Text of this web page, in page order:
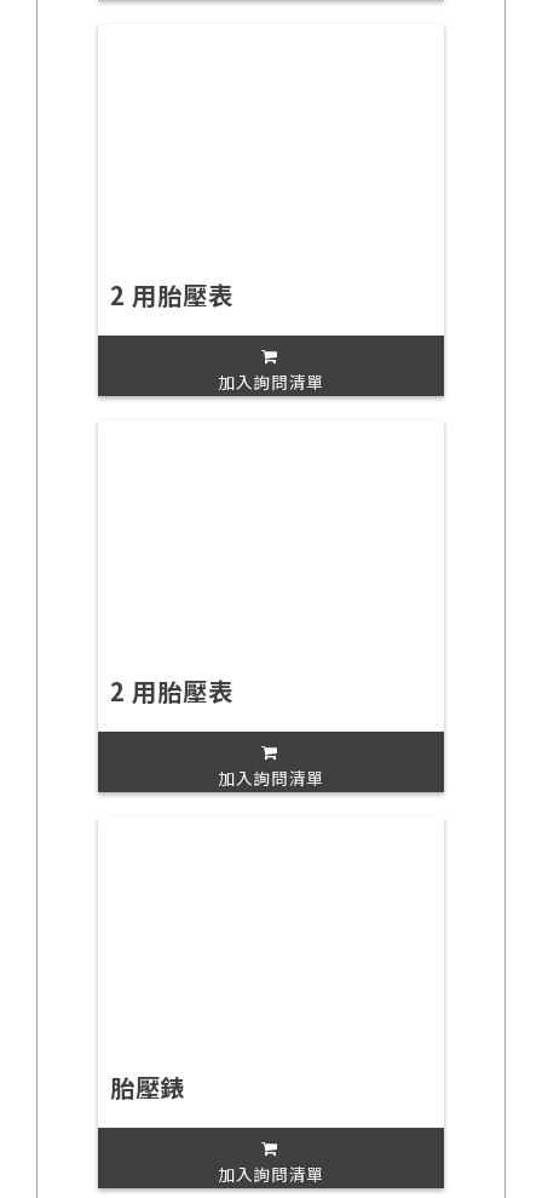
2 用胎壓表
加入詢問清單
2 用胎壓表
加入詢問清單
胎壓錶
加入詢問清單